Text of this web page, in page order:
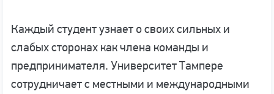
Каждый студент узнает о своих сильных и
слабых сторонах как члена команды и
предпринимателя. Университет Тампере
сотрудничает с местными и международными